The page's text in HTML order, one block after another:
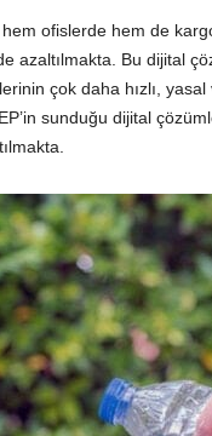
ofislerde hem de
azaltılmakta. Bu dijital
çok daha hızlı,
sunduğu dijital